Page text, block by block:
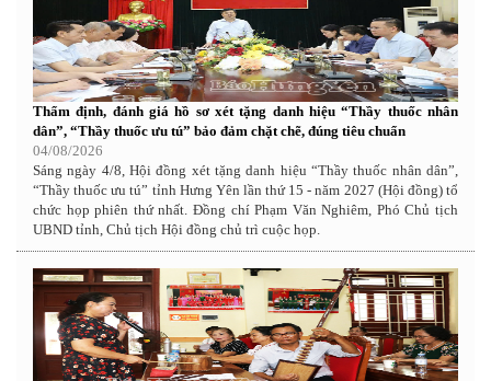
Thẩm định, đánh giá hồ sơ xét tặng danh hiệu “Thầy thuốc nhân
dân”, “Thầy thuốc ưu tú” bảo đảm chặt chẽ, đúng tiêu chuẩn
04/08/2026
Sáng ngày 4/8, Hội đồng xét tặng danh hiệu “Thầy thuốc nhân dân”,
“Thầy thuốc ưu tú” tỉnh Hưng Yên lần thứ 15 - năm 2027 (Hội đồng) tổ
chức họp phiên thứ nhất. Đồng chí Phạm Văn Nghiêm, Phó Chủ tịch
UBND tỉnh, Chủ tịch Hội đồng chủ trì cuộc họp.